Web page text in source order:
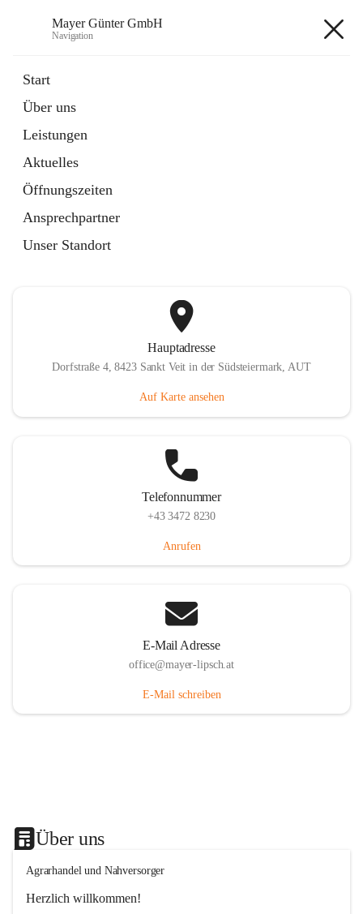
Mayer Günter GmbH
Navigation
Start
Über uns
Leistungen
Aktuelles
Öffnungszeiten
Ansprechpartner
Unser Standort
Artikel
in
Tab
TRANSPORTE
Artikel
öffnet
in
neuem
Tab
Hauptadresse
Dorfstraße 4, 8423 Sankt Veit in der Südsteiermark, AUT
Auf Karte ansehen
Telefonnummer
+43 3472 8230
Anrufen
E-Mail Adresse
office@mayer-lipsch.at
E-Mail schreiben
Über uns
Agrarhandel und Nahversorger
Herzlich willkommen!